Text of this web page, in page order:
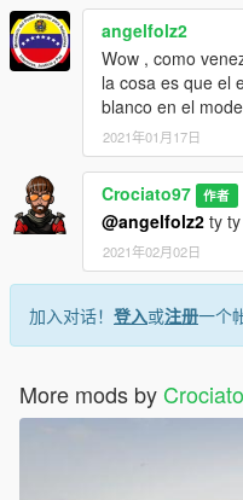
angelfolz2
Wow , como
la cosa es que el
blanco en el
2021年01月17日
Crociato97 作者
@angelfolz2 ty
2021年02月02日
加入对话！ 登入或注册一个
More mods by